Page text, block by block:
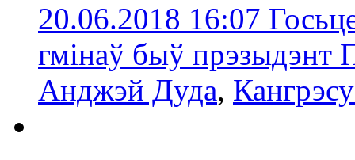
20.06.2018 16:07
гмінаў быў
Анджэй Дуда,